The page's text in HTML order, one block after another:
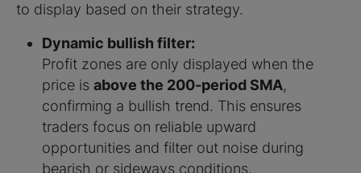
to display based on their strategy.
Dynamic bullish filter:
Profit zones are only displayed when the
price is above the 200-period SMA,
confirming a bullish trend. This ensures
traders focus on reliable upward
opportunities and filter out noise during
bearish or sideways conditions.